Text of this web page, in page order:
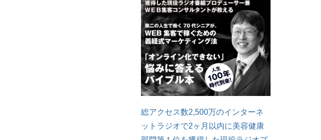
総アクセス数2,500万のインターネ
ットラジオで2ヶ月以内に美容健康